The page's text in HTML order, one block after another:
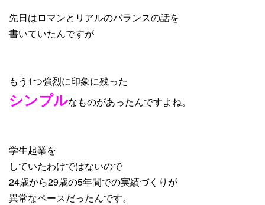
先日はロマンとリアルのバランスの話を
書いていたんですが
もう1つ強烈に印象に残った
シンプルなものがあったんですよね。
学生起業を
していたわけではないので
24歳から29歳の5年間での実績づくりが
異常なペースだったんです。